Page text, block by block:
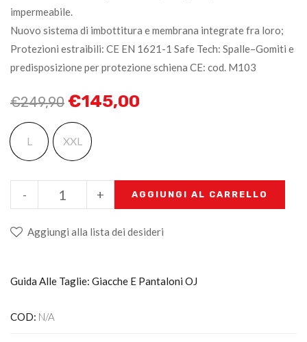
impermeabile.
Nuovo sistema di imbottitura e membrana integrate fra loro;
Protezioni estraibili: CE EN 1621-1 Safe Tech: Spalle–Gomiti e
predisposizione per protezione schiena CE: cod. M103
€249,90 €145,00
L XXL
+
- AGGIUNGI AL CARRELLO
Aggiungi alla lista dei desideri
Guida Alle Taglie: Giacche E Pantaloni OJ
COD: N/A